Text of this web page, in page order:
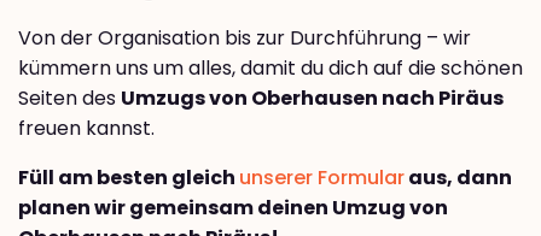
Von der Organisation bis zur Durchführung – wir
kümmern uns um alles, damit du dich auf die schönen
Seiten des Umzugs von Oberhausen nach Piräus
freuen kannst.
Füll am besten gleich unserer Formularaus, dann
planen wir gemeinsam deinen Umzug von